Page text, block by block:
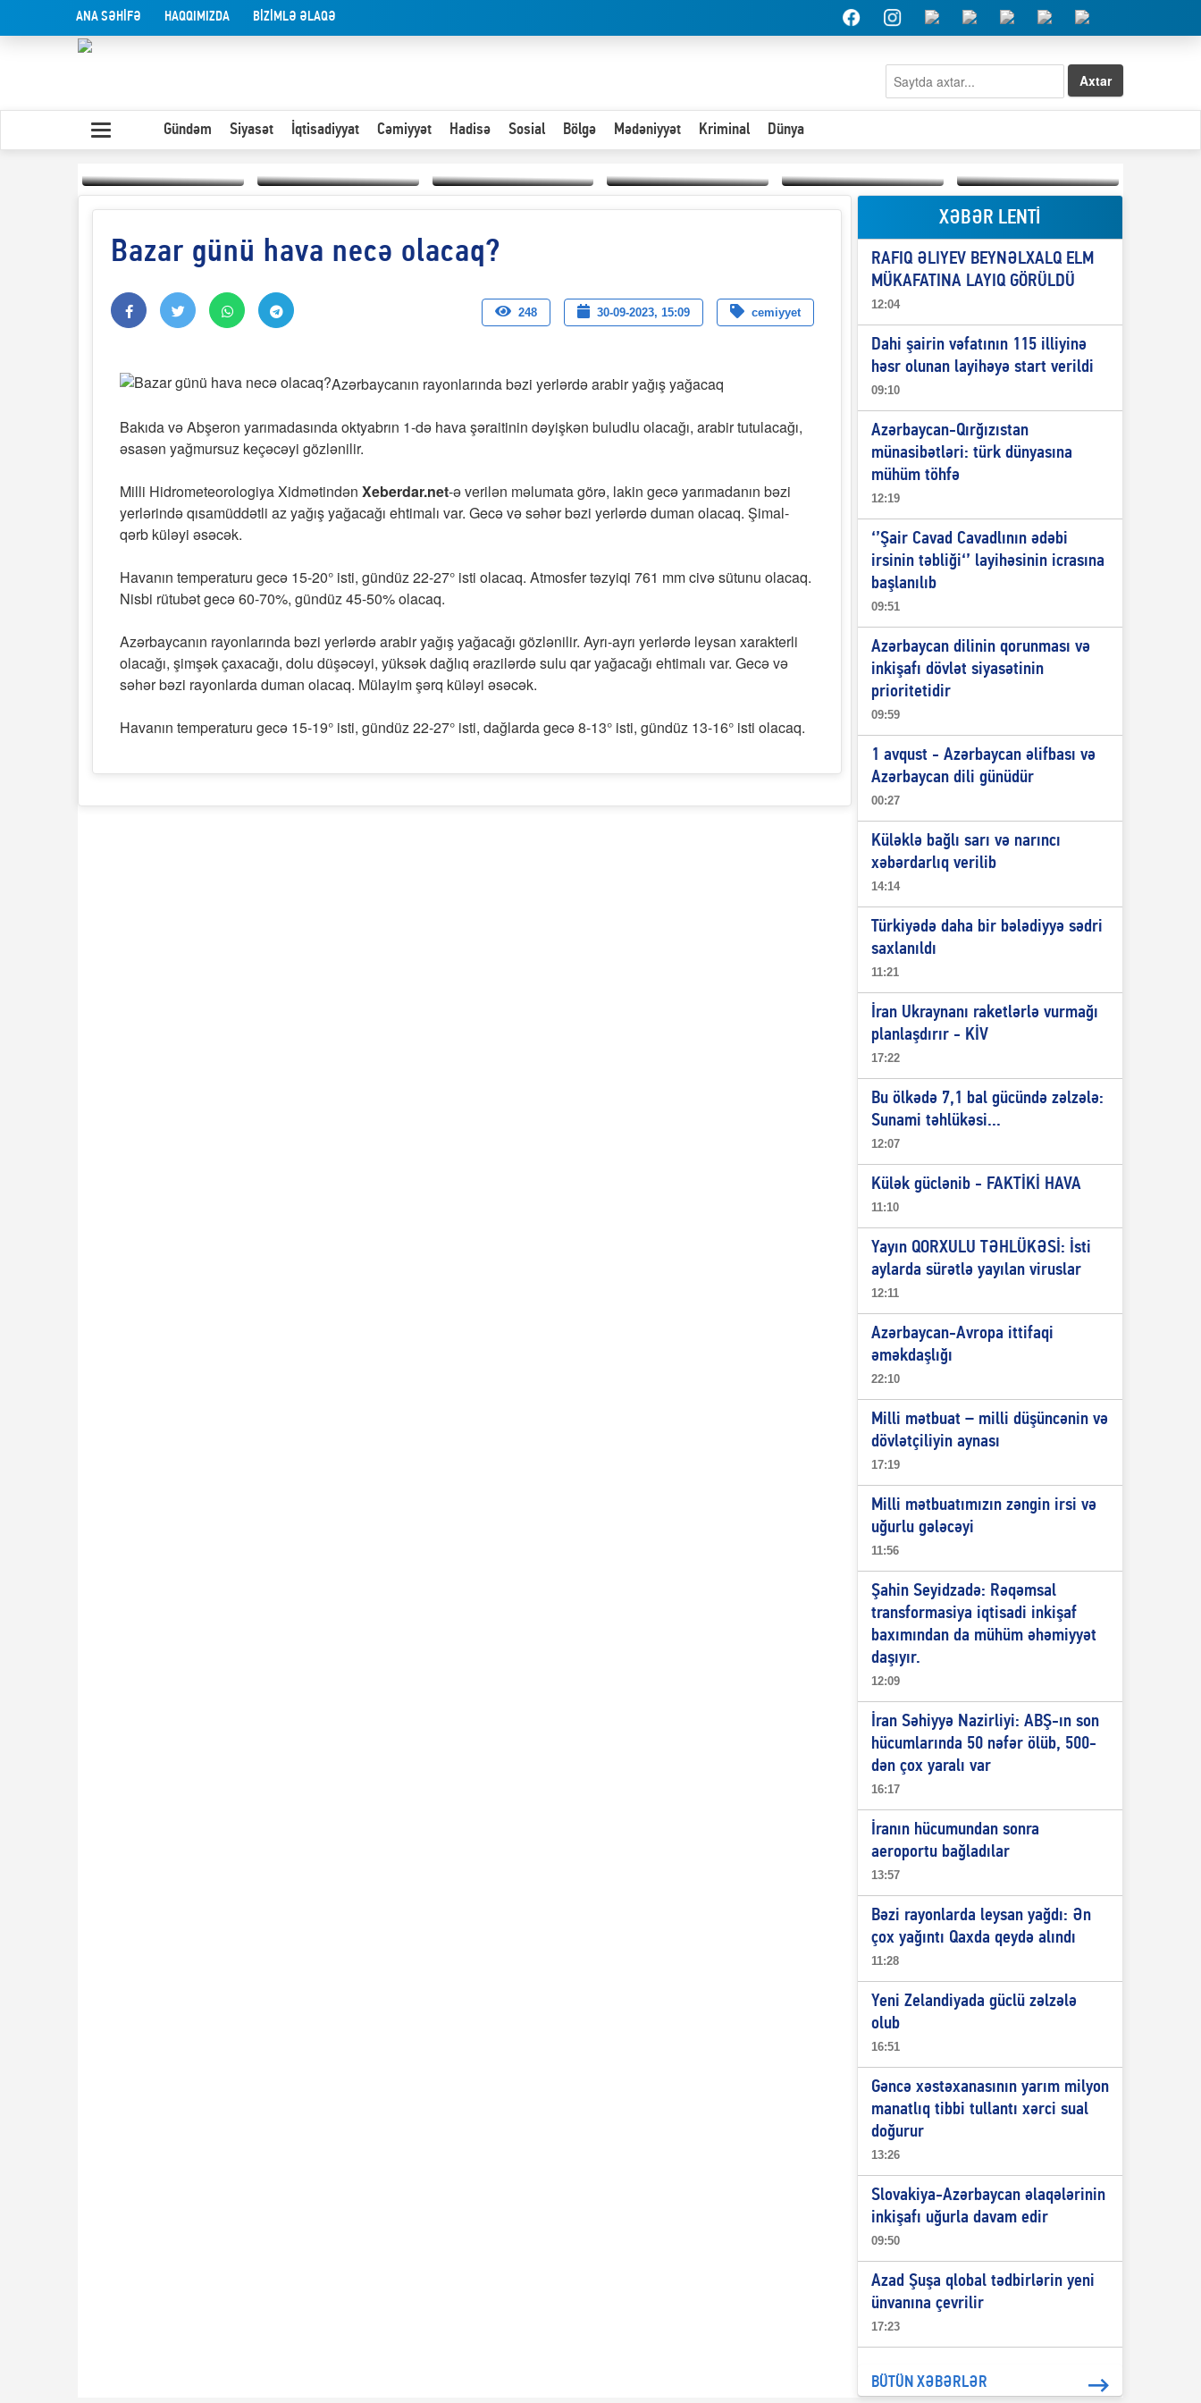
ANA SƏHİFƏ HAQQIMIZDA BİZİMLƏ ƏLAQƏ
Axtar
Gündəm Siyasət İqtisadiyyat Cəmiyyət Hadisə Sosial Bölgə Mədəniyyət Kriminal Dünya
Yaxın Şərqdəki
müharibənin qısa Olduğu kimi görünən
Paytaxta giriş vizası —
"Xoş gəldin, cibində
“Qeyri-səlis məntiq və
dil-nitq” elmimizə
Elşad Abdullayevin
erməniləri
maliyyələşdirən oğlu
niyə Azərbaycana
ekstradisiya olunmur?
Bazar günü hava necə olacaq?
248 30-09-2023, 15:09 cemiyyet
Azərbaycanın rayonlarında bəzi yerlərdə arabir yağış yağacaq
Bakıda və Abşeron yarımadasında oktyabrın 1-də hava şəraitinin dəyişkən buludlu olacağı, arabir tutulacağı,
əsasən yağmursuz keçəcəyi gözlənilir.
Milli Hidrometeorologiya Xidmətindən Xeberdar.net-ə verilən məlumata görə, lakin gecə yarımadanın bəzi
yerlərində qısamüddətli az yağış yağacağı ehtimalı var. Gecə və səhər bəzi yerlərdə duman olacaq. Şimal-
qərb küləyi əsəcək.
Havanın temperaturu gecə 15-20° isti, gündüz 22-27° isti olacaq. Atmosfer təzyiqi 761 mm civə sütunu olacaq.
Nisbi rütubət gecə 60-70%, gündüz 45-50% olacaq.
Azərbaycanın rayonlarında bəzi yerlərdə arabir yağış yağacağı gözlənilir. Ayrı-ayrı yerlərdə leysan xarakterli
olacağı, şimşək çaxacağı, dolu düşəcəyi, yüksək dağlıq ərazilərdə sulu qar yağacağı ehtimalı var. Gecə və
səhər bəzi rayonlarda duman olacaq. Mülayim şərq küləyi əsəcək.
Havanın temperaturu gecə 15-19° isti, gündüz 22-27° isti, dağlarda gecə 8-13° isti, gündüz 13-16° isti olacaq.
XƏBƏR LENTİ
RAFIQ ƏLIYEV BEYNƏLXALQ ELM
MÜKAFATINA LAYIQ GÖRÜLDÜ
12:04
Dahi şairin vəfatının 115 illiyinə
həsr olunan layihəyə start verildi
09:10
Azərbaycan-Qırğızıstan
münasibətləri: türk dünyasına
mühüm töhfə
12:19
‘’Şair Cavad Cavadlının ədəbi
irsinin təbliği‘’ layihəsinin icrasına
başlanılıb
09:51
Azərbaycan dilinin qorunması və
inkişafı dövlət siyasətinin
prioritetidir
09:59
1 avqust - Azərbaycan əlifbası və
Azərbaycan dili günüdür
00:27
Küləklə bağlı sarı və narıncı
xəbərdarlıq verilib
14:14
Türkiyədə daha bir bələdiyyə sədri
saxlanıldı
11:21
İran Ukraynanı raketlərlə vurmağı
planlaşdırır - KİV
17:22
Bu ölkədə 7,1 bal gücündə zəlzələ:
Sunami təhlükəsi...
12:07
Külək güclənib - FAKTİKİ HAVA
11:10
Yayın QORXULU TƏHLÜKƏSİ: İsti
aylarda sürətlə yayılan viruslar
12:11
Azərbaycan-Avropa ittifaqi
əməkdaşlığı
22:10
Milli mətbuat – milli düşüncənin və
dövlətçiliyin aynası
17:19
Milli mətbuatımızın zəngin irsi və
uğurlu gələcəyi
11:56
Şahin Seyidzadə: Rəqəmsal
transformasiya iqtisadi inkişaf
baxımından da mühüm əhəmiyyət
daşıyır.
12:09
İran Səhiyyə Nazirliyi: ABŞ-ın son
hücumlarında 50 nəfər ölüb, 500-
dən çox yaralı var
16:17
İranın hücumundan sonra
aeroportu bağladılar
13:57
Bəzi rayonlarda leysan yağdı: Ən
çox yağıntı Qaxda qeydə alındı
11:28
Yeni Zelandiyada güclü zəlzələ
olub
16:51
Gəncə xəstəxanasının yarım milyon
manatlıq tibbi tullantı xərci sual
doğurur
13:26
Slovakiya-Azərbaycan əlaqələrinin
inkişafı uğurla davam edir
09:50
Azad Şuşa qlobal tədbirlərin yeni
ünvanına çevrilir
17:23
BÜTÜN XƏBƏRLƏR